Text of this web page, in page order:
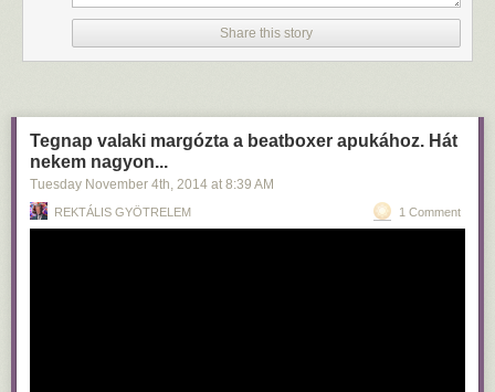
amúgy amikor orvosként konzíliumba jövök ugyanoda, képes
tisztelettudóan köszönni, de amikor fél nappal szülés után hálóingben
kóválygok, akkor észreveszi, hogy ártalmatlan vagyok és bántható.
hülyéket kommunikációs tréningre kötelezni, majd kirúgni. Jelenleg nem
lehet szelektálni. Jelenleg Magyarországon a betegek úgy szidják az
orvos anyját, ahogy akarják és cserébe az egészségügyi személyzet is
úgy beszél a beteggel, ahogy akar. Ennek véget kell vetni.
Folytassuk a családban. Igenis lehessen olyan időszak, amikor a férjem
Share this story
Tegnap valaki margózta a beatboxer apukához. Hát
nekem nagyon...
Tuesday November 4th, 2014 at 8:39 AM
REKTÁLIS GYÖTRELEM 1 Comment